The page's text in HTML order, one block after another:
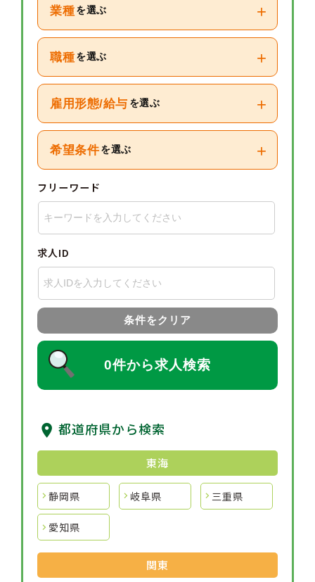
業種 を選ぶ +
職種 を選ぶ +
雇用形態/給与 を選ぶ +
希望条件 を選ぶ +
フリーワード
求人ID
条件をクリア
0件から求人検索
都道府県から検索
東海
静岡県 岐阜県 三重県
愛知県
関東